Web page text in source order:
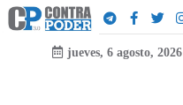
jueves, 6 agosto, 2026